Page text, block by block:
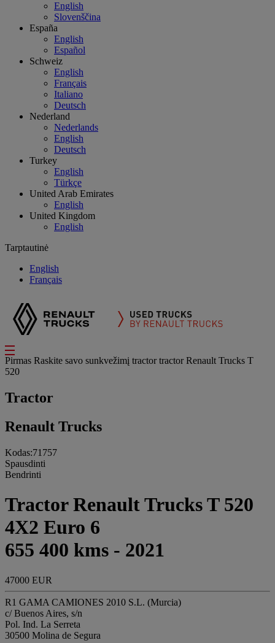
English
Slovenščina
España
English
Español
Schweiz
English
Français
Italiano
Deutsch
Nederland
Nederlands
English
Deutsch
Turkey
English
Türkçe
United Arab Emirates
English
United Kingdom
English
Tarptautinė
English
Français
Pirmas Raskite savo sunkvežimį tractortractor Renault Trucks T
520
Tractor
Renault Trucks
Kodas:71757
Spausdinti
Bendrinti
Tractor Renault Trucks T 520
4X2 Euro 6
655 400 kms - 2021
47000 EUR
R1 GAMA CAMIONES 2010 S.L. (Murcia)
c/ Buenos Aires, s/n
Pol. Ind. La Serreta
30500 Molina de Segura